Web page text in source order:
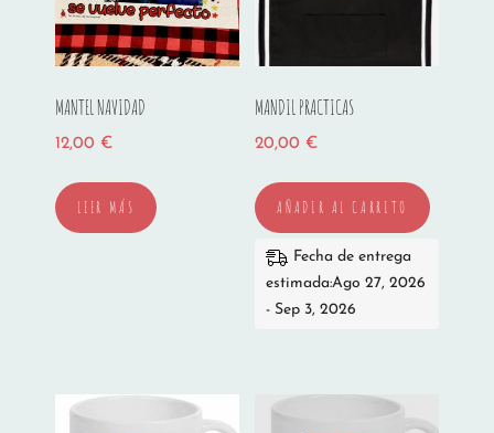
MANTEL NAVIDAD
12,00 €
LEER MÁS
MANDIL PRACTICAS
20,00 €
AÑADIR AL CARRITO
Fecha de entrega
estimada:Ago 27, 2026
- Sep 3, 2026